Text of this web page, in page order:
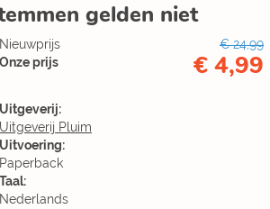
gelden niet
Nieuwprijs
€ 24,99
Onze prijs
€ 4,99
Uitgeverij:
Uitgeverij Pluim
Uitvoering:
Paperback
Taal:
Nederlands